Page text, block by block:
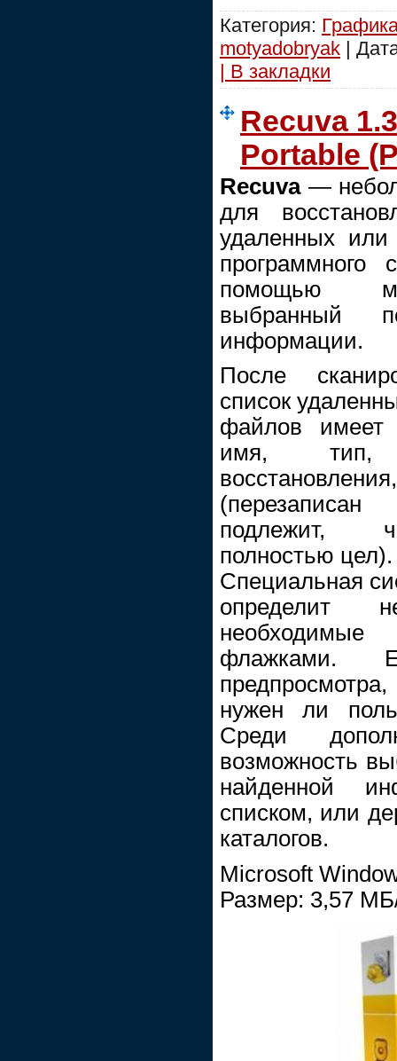
Категория:
motyadobryak |
| В закладки
Recuva
Portable
Recuva—
для
удаленных или
помощью
выбранный
информации.
После
список
файлов имеет
имя, тип,
подлежит,
полностью цел).
Специальная
флажками.
нужен ли
Среди
возможность
найденной
списком, или
каталогов.
Microsoft
Размер: 3,57